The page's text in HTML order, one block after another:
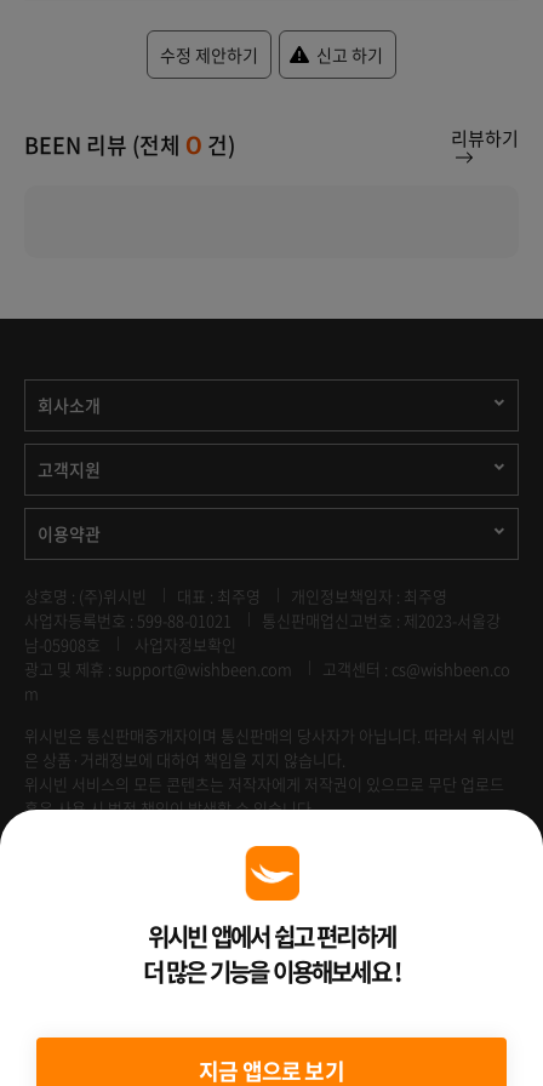
수정 제안하기 신고 하기
BEEN 리뷰 (전체 0 건) 리뷰하기
회사소개
고객지원
이용약관
상호명 : (주)위시빈 대표 : 최주영
개인정보책임자 : 최주영
사업자등록번호 : 599-88-01021
통신판매업신고번호 : 제2023-서울강
남-05908호
사업자정보확인
광고 및 제휴 : support@wishbeen.com
고객센터 : cs@wishbeen.co
m
위시빈은 통신판매중개자이며 통신판매의 당사자가 아닙니다. 따라서 위시빈
은 상품·거래정보에 대하여 책임을 지지 않습니다.
위시빈 서비스의 모든 콘텐츠는 저작자에게 저작권이 있으므로 무단 업로드
혹은 사용 시 법적 책임이 발생할 수 있습니다.
Venture Enterprise위시빈 앱에서 쉽고 편리하게
더 많은 기능을 이용해보세요 !
지금 앱으로 보기